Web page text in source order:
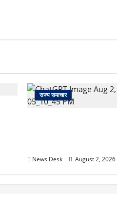
राज्य समाचार
News Desk August 2, 2026